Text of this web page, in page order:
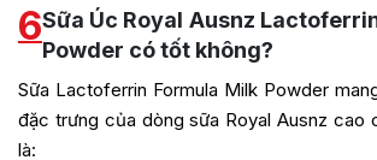
6Sữa Úc Royal Ausnz
Powder có tốt không?
Sữa Lactoferrin Formula Milk Powder
đặc trưng của dòng sữa Royal Ausnz cao
là: